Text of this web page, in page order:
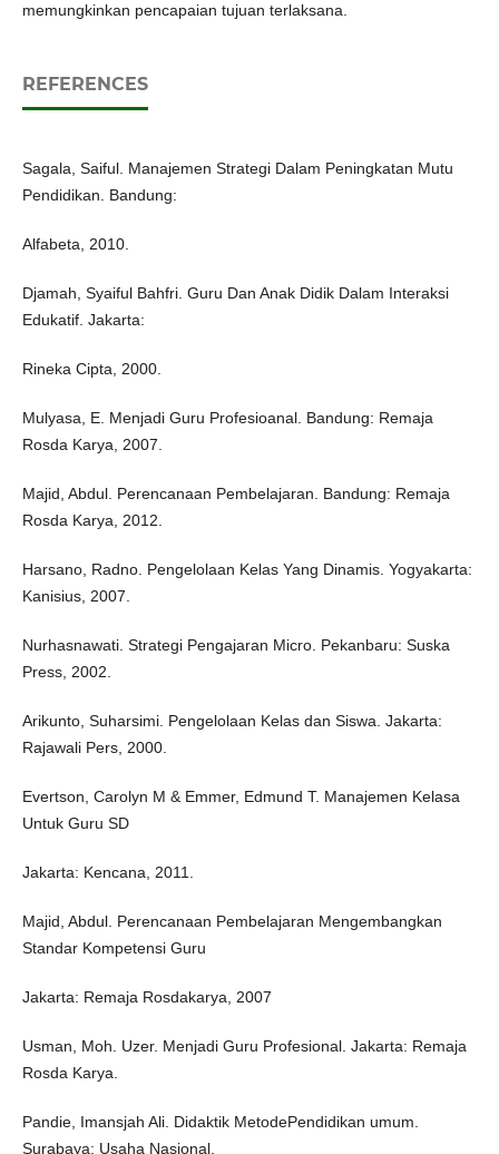
memungkinkan pencapaian tujuan terlaksana.
REFERENCES
Sagala, Saiful. Manajemen Strategi Dalam Peningkatan Mutu
Pendidikan. Bandung:
Alfabeta, 2010.
Djamah, Syaiful Bahfri. Guru Dan Anak Didik Dalam Interaksi
Edukatif. Jakarta:
Rineka Cipta, 2000.
Mulyasa, E. Menjadi Guru Profesioanal. Bandung: Remaja
Rosda Karya, 2007.
Majid, Abdul. Perencanaan Pembelajaran. Bandung: Remaja
Rosda Karya, 2012.
Harsano, Radno. Pengelolaan Kelas Yang Dinamis. Yogyakarta:
Kanisius, 2007.
Nurhasnawati. Strategi Pengajaran Micro. Pekanbaru: Suska
Press, 2002.
Arikunto, Suharsimi. Pengelolaan Kelas dan Siswa. Jakarta:
Rajawali Pers, 2000.
Evertson, Carolyn M & Emmer, Edmund T. Manajemen Kelasa
Untuk Guru SD
Jakarta: Kencana, 2011.
Majid, Abdul. Perencanaan Pembelajaran Mengembangkan
Standar Kompetensi Guru
Jakarta: Remaja Rosdakarya, 2007
Usman, Moh. Uzer. Menjadi Guru Profesional. Jakarta: Remaja
Rosda Karya.
Pandie, Imansjah Ali. Didaktik MetodePendidikan umum.
Surabaya: Usaha Nasional,